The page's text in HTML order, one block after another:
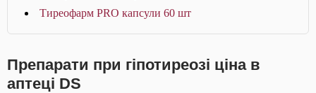
Тиреофарм PRO капсули 60 шт
Препарати при гіпотиреозі ціна в
аптеці DS